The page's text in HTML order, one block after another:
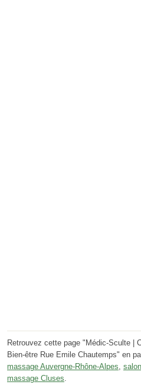
Retrouvez cette page "Médic-Sculte |
Bien-être Rue Emile Chautemps" en
massage Auvergne-Rhône-Alpes
massage Cluses